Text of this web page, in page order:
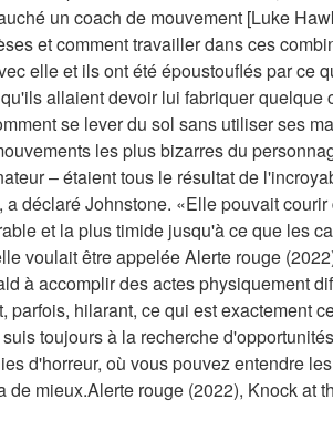
un coach de mouvement [Luke
et comment travailler dans ces
elle et ils ont été époustouflés par ce
allaient devoir lui fabriquer quelque
se lever du sol sans utiliser ses
les plus bizarres du
– étaient tous le résultat de
déclaré Johnstone. «Elle pouvait
et la plus timide jusqu'à ce que les
voulait être appelée Alerte rouge
à accomplir des actes physiquement
parfois, hilarant, ce qui est exactement
toujours à la recherche
d'horreur, où vous pouvez entendre
mieux.Alerte rouge (2022), Knock at